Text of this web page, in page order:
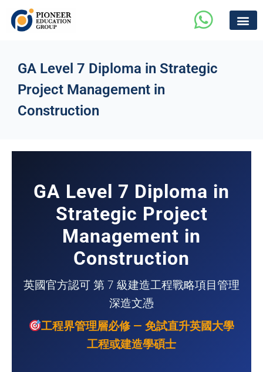
GA Level 7 Diploma in Strategic
Project Management in
Construction
GA Level 7 Diploma in
Strategic Project
Management in
Construction
英國官方認可 第 7 級建造工程戰略項目管理
深造文憑
工程界管理層必修 — 免試直升英國大學
工程或建造學碩士